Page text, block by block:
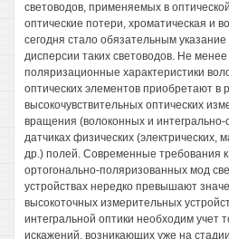
световодов, применяемых в
оптические потери, хроматическая и
сегодня стало обязательным
дисперсии таких световодов. Не
поляризационные характеристики
оптических элементов приобретают в
высокочувствительных оптических
вращения (волоконных и интегрально-
датчиках физических (электрических,
др.) полей. Современные требования к
ортогонально-поляризованных мод
устройствах нередко превышают
высокоточных измерительных
интегральной оптики необходим учет
искажений, возникающих уже на